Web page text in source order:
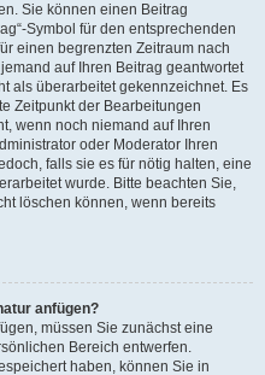
Sie können einen Beitrag
Symbol für den entsprechenden
einen begrenzten Zeitraum nach
auf Ihren Beitrag geantwortet
als überarbeitet gekennzeichnet. Es
Zeitpunkt der Bearbeitungen
wenn noch niemand auf Ihren
oder Moderator Ihren
falls sie es für nötig halten, eine
wurde. Bitte beachten Sie,
löschen können, wenn bereits
anfügen?
müssen Sie zunächst eine
Bereich entwerfen.
haben, können Sie in